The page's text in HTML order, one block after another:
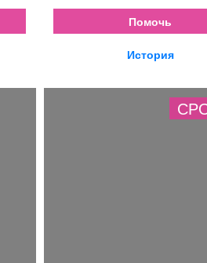
Помочь
История